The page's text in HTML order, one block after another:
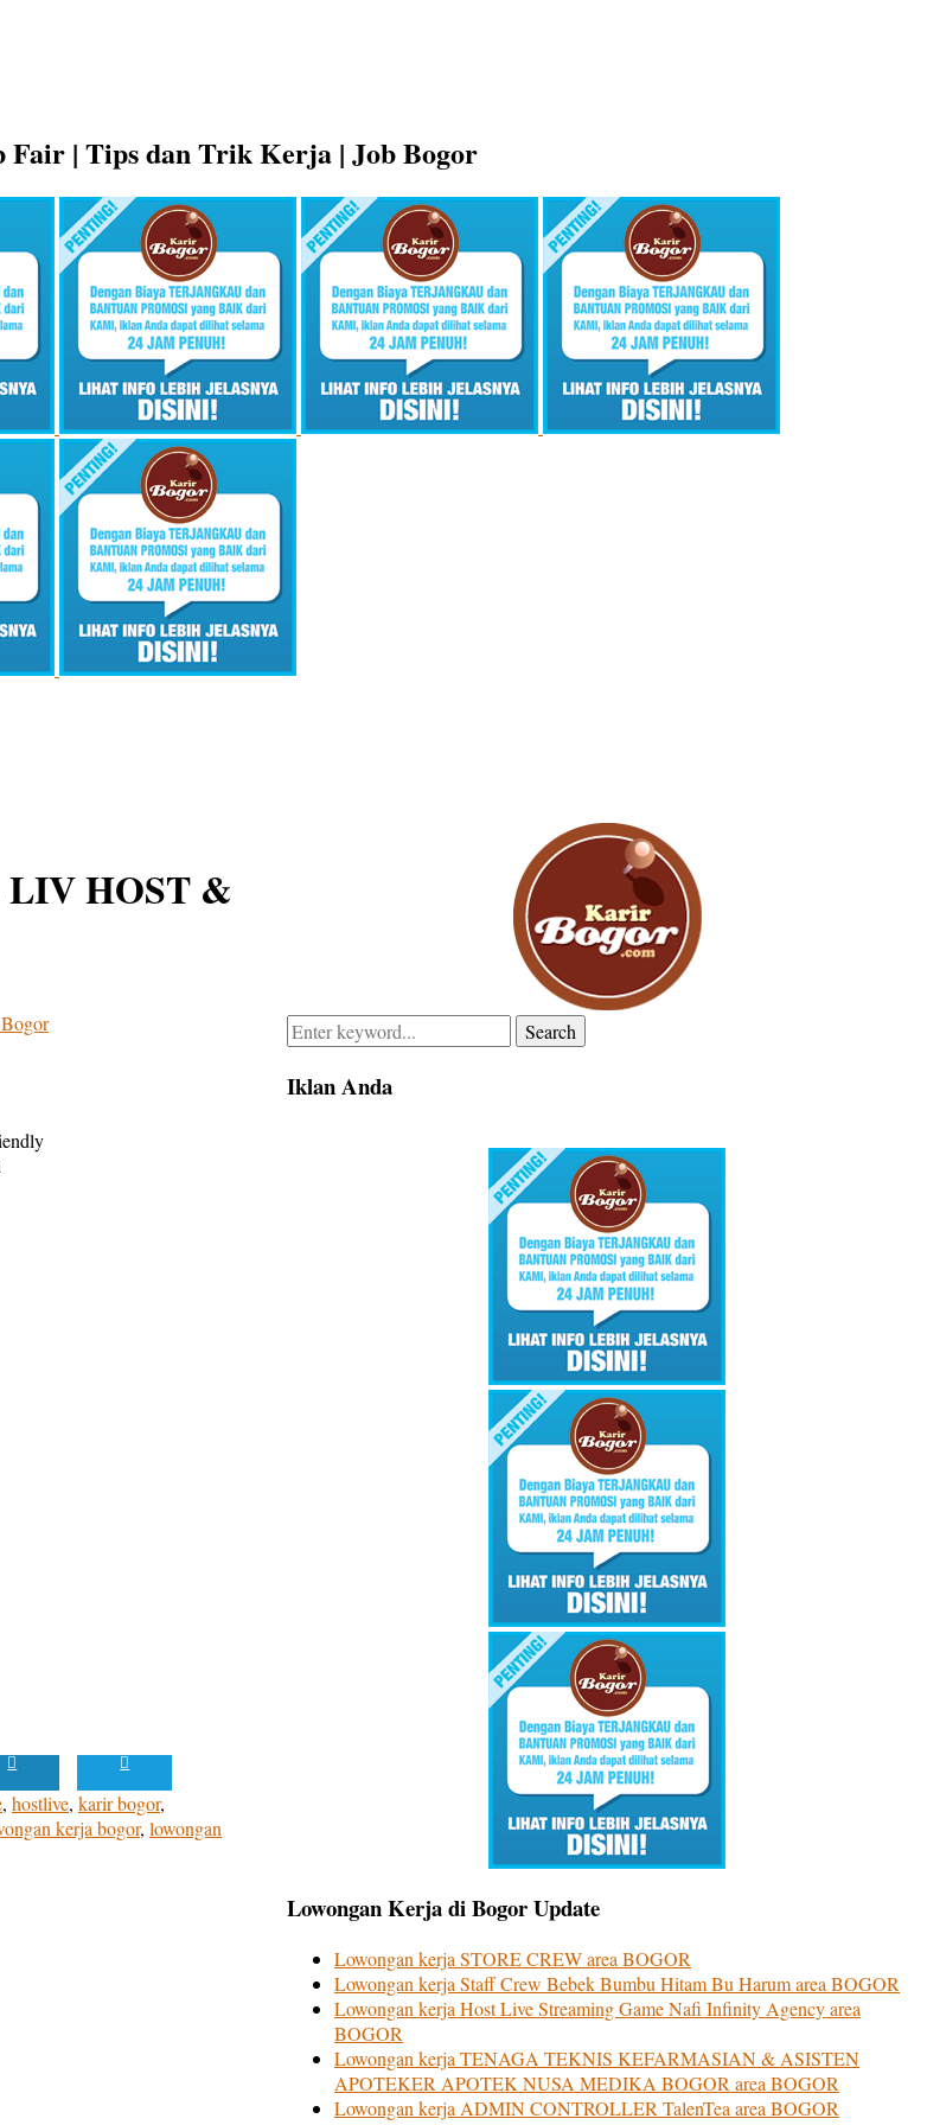
| Tips dan Trik Kerja | Job Bogor
HOST &
, hostlive, karir bogor,
kerja bogor, lowongan
Search
for:
Iklan Anda
Lowongan Kerja di Bogor Update
Lowongan kerja STORE CREW area BOGOR
Lowongan kerja Staff Crew Bebek Bumbu Hitam Bu Harum area BOGOR
Lowongan kerja Host Live Streaming Game Nafi Infinity Agency area
BOGOR
Lowongan kerja TENAGA TEKNIS KEFARMASIAN & ASISTEN
APOTEKER APOTEK NUSA MEDIKA BOGOR area BOGOR
Lowongan kerja ADMIN CONTROLLER TalenTea area BOGOR